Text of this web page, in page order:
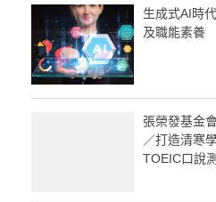
生成式AI時
及職能素養
張榮發基金
／打造清寒
TOEIC口說